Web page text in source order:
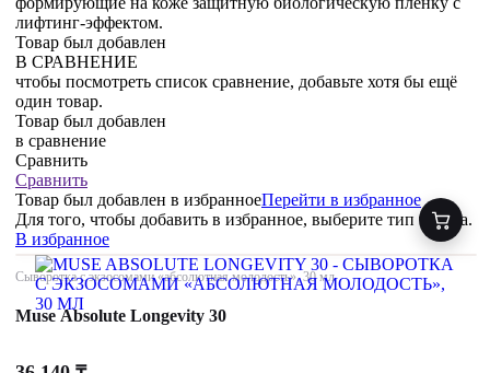
лифтинг-эффектом.
Товар был добавлен
В СРАВНЕНИЕ
чтобы посмотреть список сравнение, добавьте хотя бы ещё
один товар.
Товар был добавлен
в сравнение
Сравнить
Сравнить
Товар был добавлен в избранноеПерейти в избранное
Для того, чтобы добавить в избранное, выберите тип товара.
В избранное
Сыворотка с экзосомами «абсолютная молодость», 30 мл
Muse Absolute Longevity 30